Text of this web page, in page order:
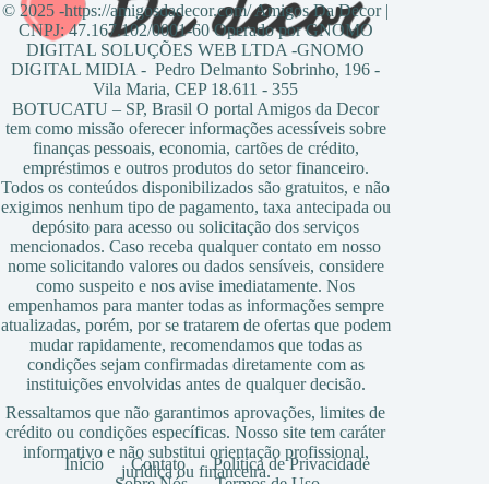
© 2025 -https://amigosdadecor.com/ Amigos Da Decor |
CNPJ: 47.167.102/0001-60 Operado por GNOMO
DIGITAL SOLUÇÕES WEB LTDA -GNOMO
DIGITAL MIDIA - Pedro Delmanto Sobrinho, 196 -
Vila Maria, CEP 18.611 - 355
BOTUCATU – SP, Brasil O portal Amigos da Decor
tem como missão oferecer informações acessíveis sobre
finanças pessoais, economia, cartões de crédito,
empréstimos e outros produtos do setor financeiro.
Todos os conteúdos disponibilizados são gratuitos, e não
exigimos nenhum tipo de pagamento, taxa antecipada ou
depósito para acesso ou solicitação dos serviços
mencionados. Caso receba qualquer contato em nosso
nome solicitando valores ou dados sensíveis, considere
como suspeito e nos avise imediatamente. Nos
empenhamos para manter todas as informações sempre
atualizadas, porém, por se tratarem de ofertas que podem
mudar rapidamente, recomendamos que todas as
condições sejam confirmadas diretamente com as
instituições envolvidas antes de qualquer decisão.
Ressaltamos que não garantimos aprovações, limites de
crédito ou condições específicas. Nosso site tem caráter
informativo e não substitui orientação profissional,
jurídica ou financeira.
Início Contato
Política de Privacidade